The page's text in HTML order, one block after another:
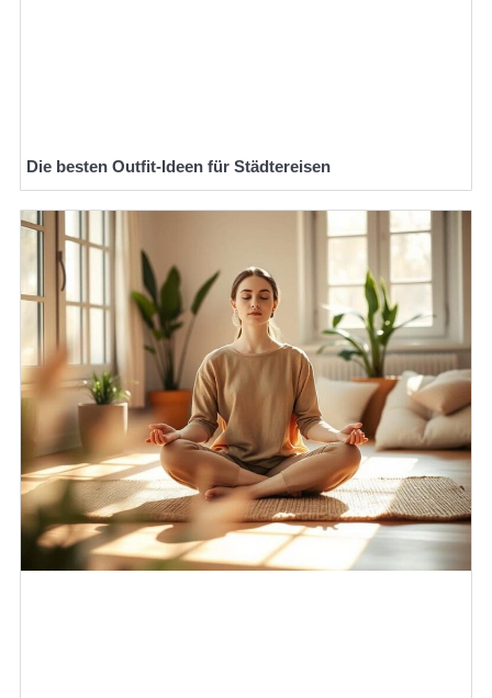
Die besten Outfit-Ideen für Städtereisen